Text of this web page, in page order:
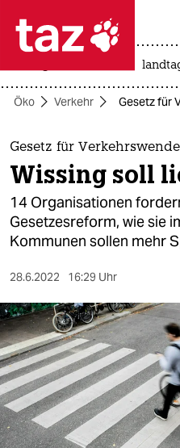
 taz
taz zahl
themen
politik
öko
sport
berlin
nord
wahrheit
Öko Verkehr Gesetz für
Gesetz für Verkehrswende
Wissing soll
14 Organisationen
Gesetzesreform, wie sie
Kommunen sollen mehr
28.6.2022 16:29 Uhr